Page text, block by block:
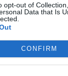
opt-out of
Data that Is
CONFIRM